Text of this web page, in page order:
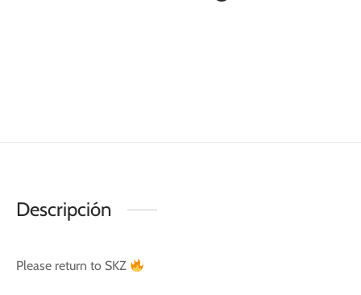
Descripción
Please return to SKZ